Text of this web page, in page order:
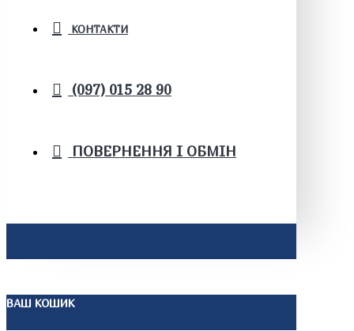
КОНТАКТИ
(097) 015 28 90
ПОВЕРНЕННЯ І ОБМІН
ВАШ КОШИК